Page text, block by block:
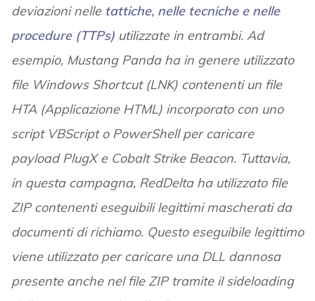
deviazioni nelle tattiche, nelle tecniche e nelle
procedure (TTPs)utilizzate in entrambi. Ad
esempio, Mustang Panda ha in genere utilizzato
file Windows Shortcut (LNK) contenenti un file
HTA (Applicazione HTML) incorporato con uno
script VBScript o PowerShell per caricare
payload PlugX e Cobalt Strike Beacon. Tuttavia,
in questa campagna, RedDelta ha utilizzato file
ZIP contenenti eseguibili legittimi mascherati da
documenti di richiamo. Questo eseguibile legittimo
viene utilizzato per caricare una DLL dannosa
presente anche nel file ZIP tramite il sideloading